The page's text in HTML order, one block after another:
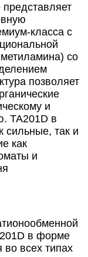
представляет
класса с
со
позволяет
и
TA201D в
сильные, так и
как
и
в форме
во всех типах